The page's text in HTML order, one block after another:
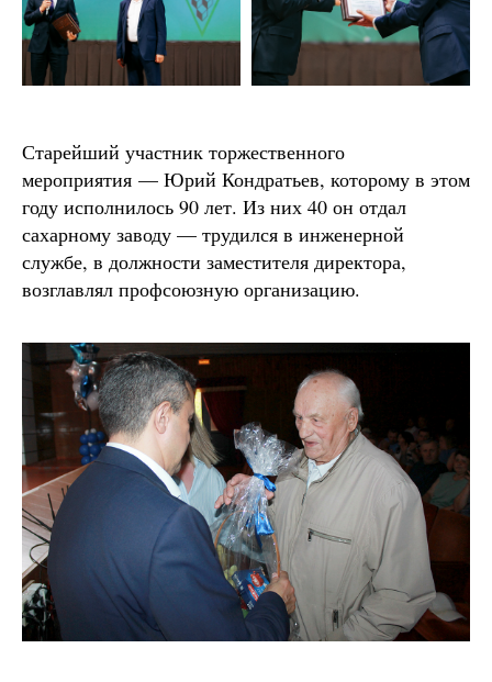
Старейший участник торжественного
мероприятия — Юрий Кондратьев, которому в этом
году исполнилось 90 лет. Из них 40 он отдал
сахарному заводу — трудился в инженерной
службе, в должности заместителя директора,
возглавлял профсоюзную организацию.